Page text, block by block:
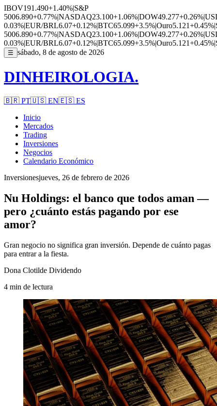
IBOV191.490+1.40%|S&P
5006.890+0.77%|NASDAQ23.100+1.06%|DOW49.277+0.26%|
0.03%|EUR/BRL6.07+0.12%|BTC65.099+3.5%|Ouro5.121+0.45%|
5006.890+0.77%|NASDAQ23.100+1.06%|DOW49.277+0.26%|
0.03%|EUR/BRL6.07+0.12%|BTC65.099+3.5%|Ouro5.121+0.45%|
☰ sábado, 8 de agosto de 2026
DINHEIROLOGIA.
🇧🇷 PT🇺🇸 EN🇪🇸 ES
Inicio
Mercados
Trading
Inversiones
Negocios
Calendario Económico
Inversionesjueves, 26 de febrero de 2026
Nu Holdings: el banco que todos aman —
pero ¿cuánto estás pagando por ese
amor?
Gran negocio no significa gran inversión. Depende de cuánto pagas
para entrar a la fiesta.
Dona Clotilde Dividendo
4 min de lectura